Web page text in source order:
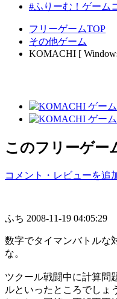
#ふりーむ！ゲーム
フリーゲームTOP
その他ゲーム
KOMACHI [
このフリーゲー
コメント・レビューを追
ふち 2008-11-19 04:05:29
数字でタイマンバトルな
な。
ツクール戦闘中に計算問
ルといったところでしょ